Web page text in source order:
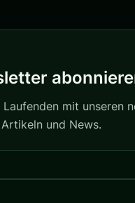
mit unseren
Artikeln und News.